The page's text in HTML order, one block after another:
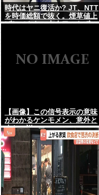
時代はヤニ復活か? JT、NTT
を時価総額で抜く。煙草値上
げしてもヤニ中人口へらずに
【画像】この信号表示の意味
がわかるケンモメン、意外と
少ない説